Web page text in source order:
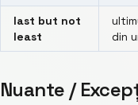
last but not
least
din
Nuante /